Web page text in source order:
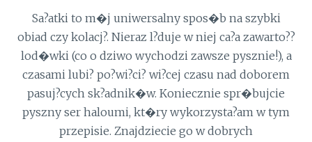
Sa?atki to m�j uniwersalny spos�b na szybki
obiad czy kolacj?. Nieraz l?duje w niej ca?a zawarto??
lod�wki (co o dziwo wychodzi zawsze pysznie!), a
czasami lubi? po?wi?ci? wi?cej czasu nad doborem
pasuj?cych sk?adnik�w. Koniecznie spr�bujcie
pyszny ser haloumi, kt�ry wykorzysta?am w tym
przepisie. Znajdziecie go w dobrych